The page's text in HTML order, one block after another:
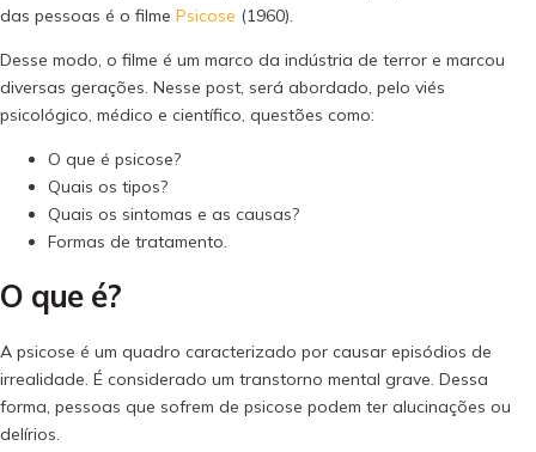
das pessoas é o filme Psicose (1960).
Desse modo, o filme é um marco da indústria de terror e marcou
diversas gerações. Nesse post, será abordado, pelo viés
psicológico, médico e científico, questões como:
O que é psicose?
Quais os tipos?
Quais os sintomas e as causas?
Formas de tratamento.
O que é?
A psicose é um quadro caracterizado por causar episódios de
irrealidade. É considerado um transtorno mental grave. Dessa
forma, pessoas que sofrem de psicose podem ter alucinações ou
delírios.